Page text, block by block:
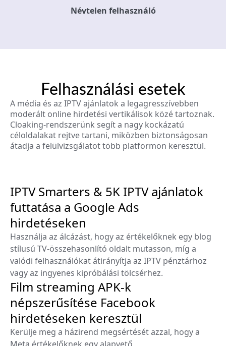
Névtelen felhasználó
Felhasználási esetek
A média és az IPTV ajánlatok a legagresszívebben
moderált online hirdetési vertikálisok közé tartoznak.
Cloaking-rendszerünk segít a nagy kockázatú
céloldalakat rejtve tartani, miközben biztonságosan
átadja a felülvizsgálatot több platformon keresztül.
IPTV Smarters & 5K IPTV ajánlatok
futtatása a Google Ads
hirdetéseken
Használja az álcázást, hogy az értékelőknek egy blog
stílusú TV-összehasonlító oldalt mutasson, míg a
valódi felhasználókat átirányítja az IPTV pénztárhoz
vagy az ingyenes kipróbálási tölcsérhez.
Film streaming APK-k
népszerűsítése Facebook
hirdetéseken keresztül
Kerülje meg a házirend megsértését azzal, hogy a